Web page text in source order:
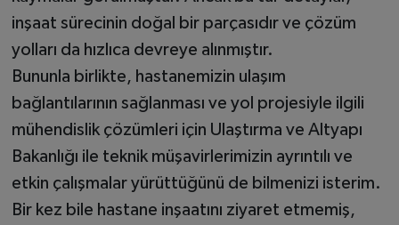
inşaat sürecinin doğal bir parçasıdır ve çözüm
yolları da hızlıca devreye alınmıştır.
Bununla birlikte, hastanemizin ulaşım
bağlantılarının sağlanması ve yol projesiyle ilgili
mühendislik çözümleri için Ulaştırma ve Altyapı
Bakanlığı ile teknik müşavirlerimizin ayrıntılı ve
etkin çalışmalar yürüttüğünü de bilmenizi isterim.
Bir kez bile hastane inşaatını ziyaret etmemiş,